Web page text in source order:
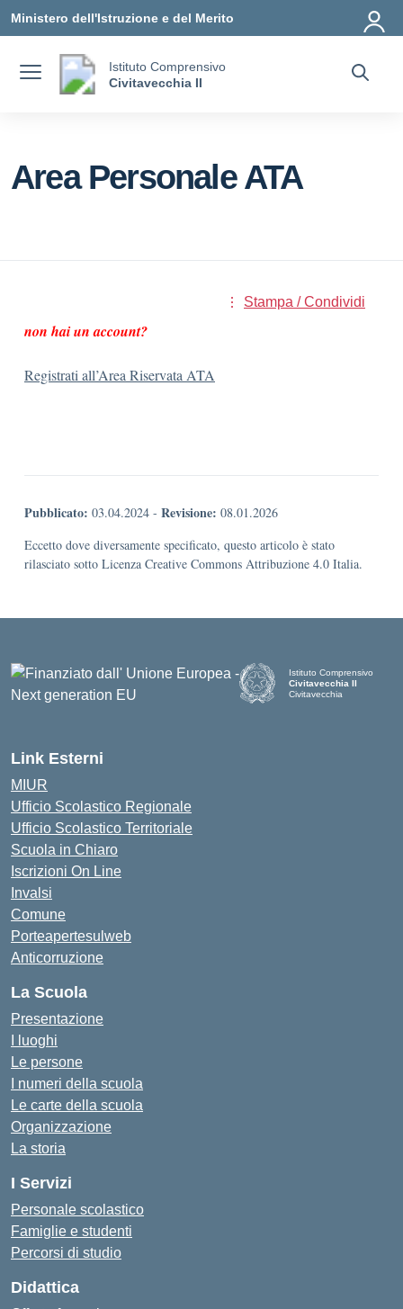
Ministero dell'Istruzione e del Merito
Istituto Comprensivo
Civitavecchia II
Area Personale ATA
Stampa / Condividi
non hai un account?
Registrati all’Area Riservata ATA
Pubblicato: 03.04.2024 - Revisione: 08.01.2026
Eccetto dove diversamente specificato, questo articolo è stato
rilasciato sotto Licenza Creative Commons Attribuzione 4.0 Italia.
Istituto Comprensivo
Civitavecchia II
Civitavecchia
Link Esterni
MIUR
Ufficio Scolastico Regionale
Ufficio Scolastico Territoriale
Scuola in Chiaro
Iscrizioni On Line
Invalsi
Comune
Porteapertesulweb
Anticorruzione
La Scuola
Presentazione
I luoghi
Le persone
I numeri della scuola
Le carte della scuola
Organizzazione
La storia
I Servizi
Personale scolastico
Famiglie e studenti
Percorsi di studio
Didattica